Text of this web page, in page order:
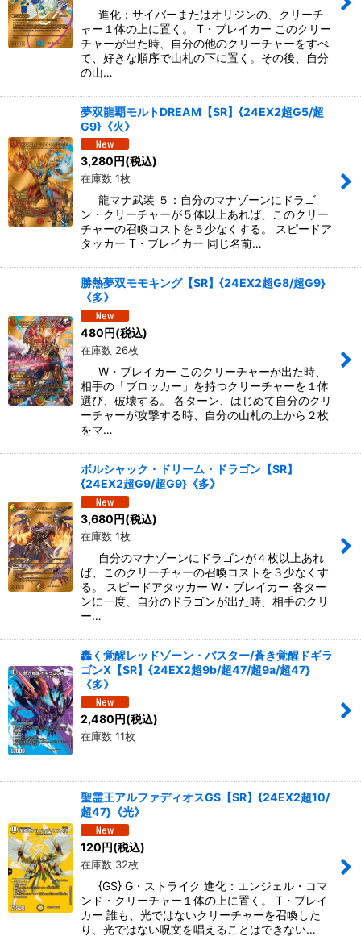
進化：サイバーまたはオリジンの、クリーチ
ャー１体の上に置く。 T・ブレイカー このクリー
チャーが出た時、自分の他のクリーチャーをすべ
て、好きな順序で山札の下に置く。その後、自分
の山…
夢双龍覇モルトDREAM【SR】{24EX2超G5/超
G9}《火》
3,280 円(税込)
在庫数 1枚
龍マナ武装 ５：自分のマナゾーンにドラゴ
ン・クリーチャーが５体以上あれば、このクリー
チャーの召喚コストを５少なくする。 スピードア
タッカー T・ブレイカー 同じ名前…
勝熱夢双モモキング【SR】{24EX2超G8/超G9}
《多》
480円(税込)
在庫数 26枚
W・ブレイカー このクリーチャーが出た時、
相手の「ブロッカー」を持つクリーチャーを１体
選び、破壊する。 各ターン、はじめて自分のクリ
ーチャーが攻撃する時、自分の山札の上から２枚
をマ…
ボルシャック・ドリーム・ドラゴン【SR】
{24EX2超G9/超G9}《多》
3,680円(税込)
在庫数 1枚
自分のマナゾーンにドラゴンが４枚以上あれ
ば、このクリーチャーの召喚コストを３少なくす
る。 スピードアタッカー W・ブレイカー 各ター
ンに一度、自分のドラゴンが出た時、相手のクリ
ー…
轟く覚醒レッドゾーン・バスター/蒼き覚醒ドギラ
ゴンX【SR】{24EX2超9b/超47/超9a/超47}
《多》
2,480 円(税込)
在庫数 11枚
聖霊王アルファディオスGS【SR】{24EX2超10/
超47}《光》
120円(税込)
在庫数 32枚
{GS} G・ストライク 進化：エンジェル・コマ
ンド・クリーチャー１体の上に置く。 T・ブレイ
カー 誰も、光ではないクリーチャーを召喚した
り、光ではない呪文を唱えることはできない…